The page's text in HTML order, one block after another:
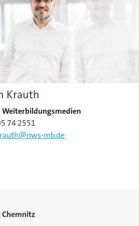
Krauth
Weiterbildungsmedien
74 2551
mb.de